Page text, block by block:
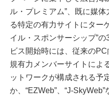
ル・プレミアム”、既に媒
る特定の有力サイトにター
イル・スポンサーシップ”
ビス開始時には、従来の
規有力メンバーサイトによ
ットワークが構成される予
か、“EZWeb”、“J-